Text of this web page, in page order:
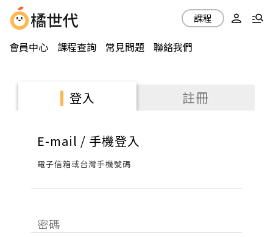
會員中心 課程查詢 常見問題 聯絡我們
課程
登入 註冊
E-mail / 手機登入
電子信箱或台灣手機號碼
密碼